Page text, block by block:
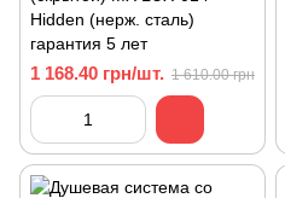
Hidden (нерж. сталь)
гарантия 5 лет
1 168.40 грн/шт. 1 610.00 грн